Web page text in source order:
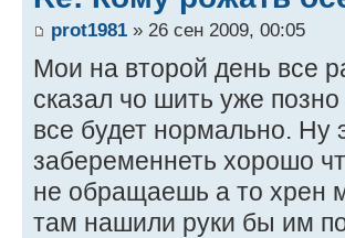
prot1981 » 26 сен 2009, 00:05
Мои на второй день все
сказал чо шить уже
все будет нормально. Ну
забеременнеть хорошо
не обращаешь а то хрен
там нашили руки бы им